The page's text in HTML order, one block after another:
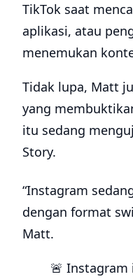
TikTok saat
aplikasi, atau
menemukan
Tidak lupa, Matt
yang
itu sedang
Story.
“Instagram
dengan format
Matt.
🚨